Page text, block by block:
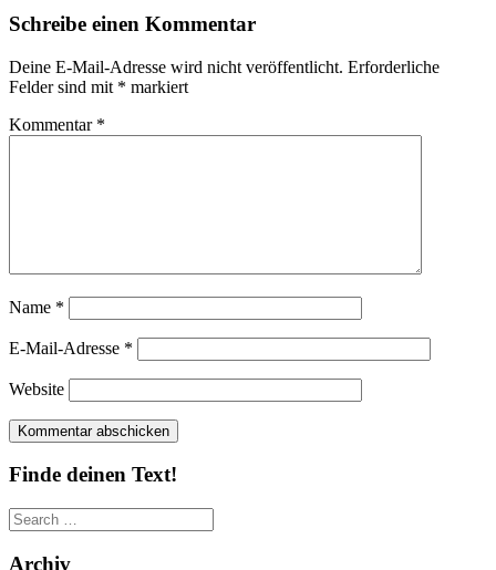
Schreibe einen Kommentar
Deine E-Mail-Adresse wird nicht veröffentlicht. Erforderliche
Felder sind mit * markiert
Kommentar *
Name *
E-Mail-Adresse *
Website
Finde deinen Text!
Search
for:
Archiv